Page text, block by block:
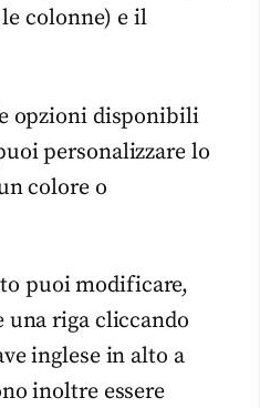
colonne) e il
opzioni disponibili
personalizzare lo
colore o
puoi modificare,
una riga cliccando
inglese in alto a
inoltre essere